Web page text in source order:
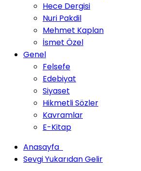
Hece Dergisi
Nuri Pakdil
Mehmet Kaplan
İsmet Özel
Genel
Felsefe
Edebiyat
Siyaset
Hikmetli Sözler
Kavramlar
E-Kitap
Anasayfa
Sevgi Yukarıdan Gelir